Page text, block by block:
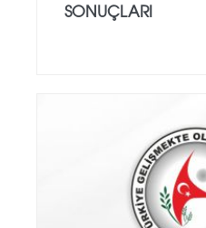
SONUÇLARI